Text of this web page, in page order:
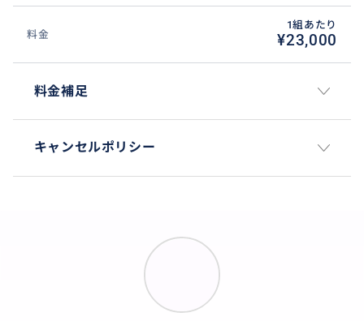
料金
1組あたり
¥23,000
料金補足
キャンセルポリシー